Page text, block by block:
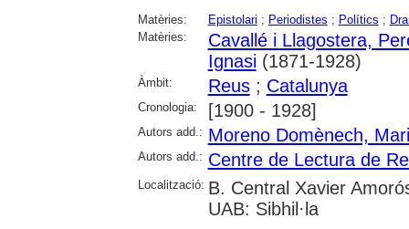
Matèries: Epistolari ; Periodistes ; Polítics ;
Matèries:
Cavallé i Llagostera,
Ignasi(1871-1928)
Àmbit: Reus; Catalunya
Cronologia: [1900 - 1928]
Autors add.: Moreno Domènech,
Autors add.: Centre de Lectura de
Localització: B. Central Xavier
UAB: Sibhil·la